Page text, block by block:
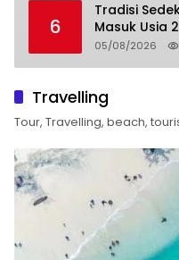
6
Tradisi
Masuk Usia
05/08/2026
Travelling
Tour, Travelling, beach,